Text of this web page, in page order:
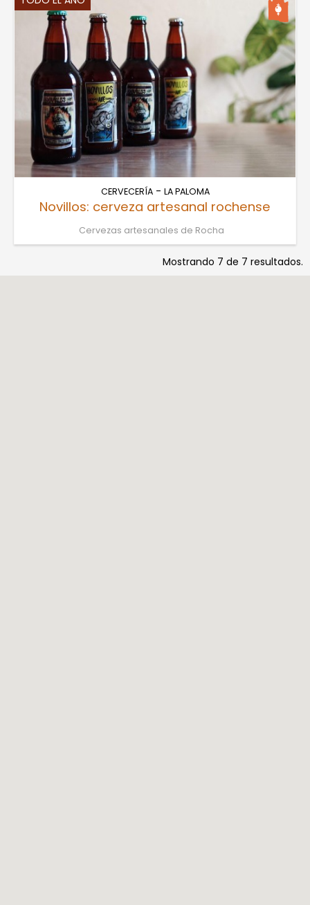
CERVECERÍA- LA PALOMA
Novillos: cerveza artesanal rochense
Cervezas artesanales de Rocha
Mostrando 7 de 7 resultados.